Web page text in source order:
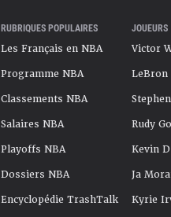
RUBRIQUES POPULAIRES
Les Français en NBA
Programme NBA
Classements NBA
Salaires NBA
Playoffs NBA
Dossiers NBA
Encyclopédie TrashTalk
JOUEURS
Victor
LeBron
Rudy
Kevin
Ja
Kyrie